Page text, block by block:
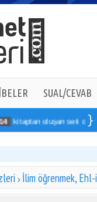
SUAL/CEVAB
oluşan seti online
İlim öğrenmek,